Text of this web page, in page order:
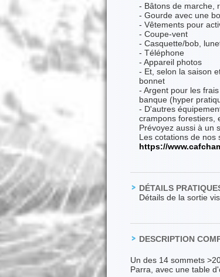
- Bâtons de marche,
- Gourde avec une
- Vêtements pour
- Coupe-vent
- Casquette/bob,
- Téléphone
- Appareil photos
- Et, selon la saison
bonnet
- Argent pour les
banque (hyper
- D'autres
crampons forestiers,
Prévoyez aussi à un
Les cotations de nos
https://
DÉTAILS
Détails de la sortie
DESCRIPTION
Un des 14 sommets
Parra, avec une table